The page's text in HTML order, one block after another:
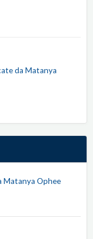
da Matanya
Matanya Ophee